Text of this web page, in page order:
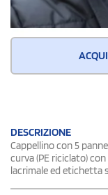
DESCRIZIONE
Cappellino con 5
curva (PE riciclato)
lacrimale ed etichetta